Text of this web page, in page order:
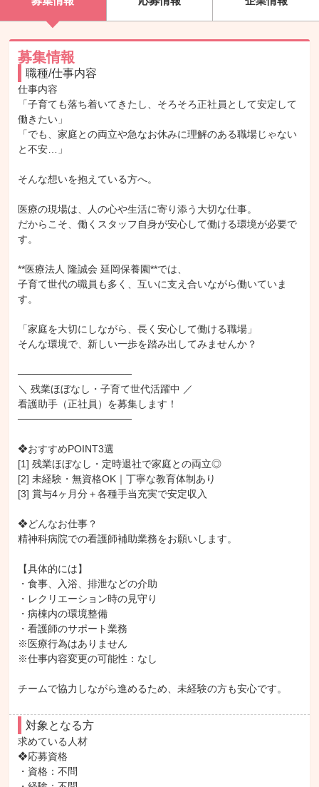
ホームヘルパー1級
保育士
介護職員実務者研修修了者
認知症介護実践者研修
医療事務検定
神経内科
募集情報
職種/仕事内容
仕事内容
「子育ても落ち着いてきたし、そろそろ正社員として安定して
働きたい」
「でも、家庭との両立や急なお休みに理解のある職場じゃない
と不安…」
そんな想いを抱えている方へ。
医療の現場は、人の心や生活に寄り添う大切な仕事。
だからこそ、働くスタッフ自身が安心して働ける環境が必要で
す。
**医療法人 隆誠会 延岡保養園**では、
子育て世代の職員も多く、互いに支え合いながら働いていま
す。
「家庭を大切にしながら、長く安心して働ける職場」
そんな環境で、新しい一歩を踏み出してみませんか？
────────────────
＼ 残業ほぼなし・子育て世代活躍中 ／
看護助手（正社員）を募集します！
────────────────
❖おすすめPOINT3選
[1] 残業ほぼなし・定時退社で家庭との両立◎
[2] 未経験・無資格OK｜丁寧な教育体制あり
[3] 賞与4ヶ月分＋各種手当充実で安定収入
❖どんなお仕事？
精神科病院での看護師補助業務をお願いします。
【具体的には】
・食事、入浴、排泄などの介助
・レクリエーション時の見守り
・病棟内の環境整備
・看護師のサポート業務
※医療行為はありません
※仕事内容変更の可能性：なし
チームで協力しながら進めるため、未経験の方も安心です。
対象となる方
求めている人材
❖応募資格
・資格：不問